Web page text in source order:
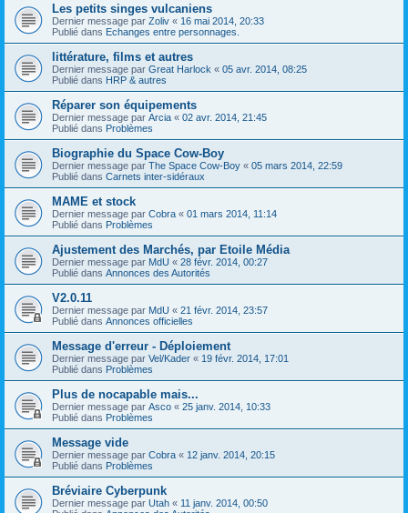
Les petits singes vulcaniens
Dernier message par Zoliv « 16 mai 2014, 20:33
Publié dans Echanges entre personnages.
littérature, films et autres
Dernier message par Great Harlock « 05 avr. 2014, 08:25
Publié dans HRP & autres
Réparer son équipements
Dernier message par Arcia « 02 avr. 2014, 21:45
Publié dans Problèmes
Biographie du Space Cow-Boy
Dernier message par The Space Cow-Boy « 05 mars 2014, 22:59
Publié dans Carnets inter-sidéraux
MAME et stock
Dernier message par Cobra « 01 mars 2014, 11:14
Publié dans Problèmes
Ajustement des Marchés, par Etoile Média
Dernier message par MdU « 28 févr. 2014, 00:27
Publié dans Annonces des Autorités
V2.0.11
Dernier message par MdU « 21 févr. 2014, 23:57
Publié dans Annonces officielles
Message d'erreur - Déploiement
Dernier message par Vel/Kader « 19 févr. 2014, 17:01
Publié dans Problèmes
Plus de nocapable mais...
Dernier message par Asco « 25 janv. 2014, 10:33
Publié dans Problèmes
Message vide
Dernier message par Cobra « 12 janv. 2014, 20:15
Publié dans Problèmes
Bréviaire Cyberpunk
Dernier message par Utah « 11 janv. 2014, 00:50